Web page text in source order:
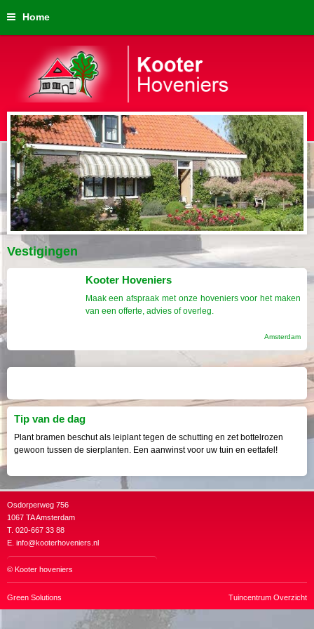
Home
Vestigingen
Kooter Hoveniers
Maak een afspraak met onze hoveniers voor het maken
van een offerte, advies of overleg.
Amsterdam
Tip van de dag
Plant bramen beschut als leiplant tegen de schutting en zet bottelrozen
gewoon tussen de sierplanten. Een aanwinst voor uw tuin en eettafel!
Osdorperweg 756
1067 TA Amsterdam
T. 020-667 33 88
E. info@kooterhoveniers.nl
© Kooter hoveniers
Green Solutions Tuincentrum Overzicht